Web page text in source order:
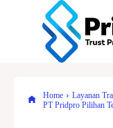
Home Layanan
PT Pridpro Pilihan